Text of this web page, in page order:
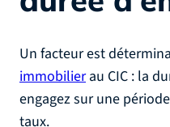
Un facteur est
immobilierau CIC : la
engagez sur une
taux.